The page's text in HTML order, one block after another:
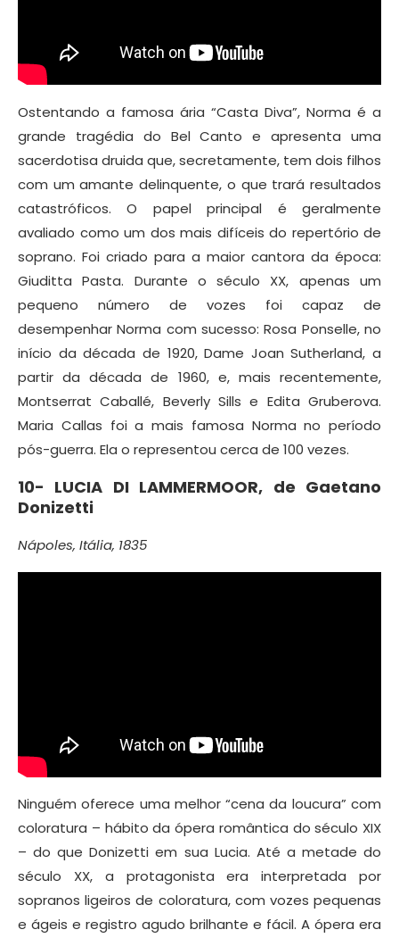
Ostentando a famosa ária “Casta Diva”, Norma é a
grande tragédia do Bel Canto e apresenta uma
sacerdotisa druida que, secretamente, tem dois filhos
com um amante delinquente, o que trará resultados
catastróficos. O papel principal é geralmente
avaliado como um dos mais difíceis do repertório de
soprano. Foi criado para a maior cantora da época:
Giuditta Pasta. Durante o século XX, apenas um
pequeno número de vozes foi capaz de
desempenhar Norma com sucesso: Rosa Ponselle, no
início da década de 1920, Dame Joan Sutherland, a
partir da década de 1960, e, mais recentemente,
Montserrat Caballé, Beverly Sills e Edita Gruberova.
Maria Callas foi a mais famosa Norma no período
pós-guerra. Ela o representou cerca de 100 vezes.
10- LUCIA DI LAMMERMOOR, de Gaetano
Donizetti
Nápoles, Itália, 1835
Ninguém oferece uma melhor “cena da loucura” com
coloratura – hábito da ópera romântica do século XIX
– do que Donizetti em sua Lucia. Até a metade do
século XX, a protagonista era interpretada por
sopranos ligeiros de coloratura, com vozes pequenas
e ágeis e registro agudo brilhante e fácil. A ópera era